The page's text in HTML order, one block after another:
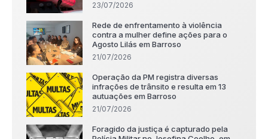
23/07/2026
Rede de enfrentamento à violência
contra a mulher define ações para o
Agosto Lilás em Barroso
21/07/2026
Operação da PM registra diversas
infrações de trânsito e resulta em 13
autuações em Barroso
21/07/2026
Foragido da justiça é capturado pela